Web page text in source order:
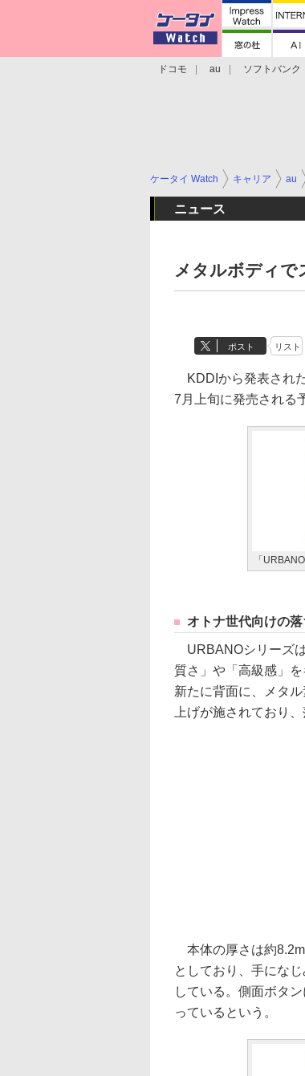
ドコモ au ソフトバンク
ケータイ Watch キャリア au
ニュース
メタルボディで
ポスト リスト
KDDIから発表され
7月上旬に発売される
「
オトナ世代向けの
URBANOシリーズ
質さ」や「高級感」
新たに背面に、メタ
上げが施されており
本体の厚さは約
としており、手にな
している。側面ボタ
っているという。